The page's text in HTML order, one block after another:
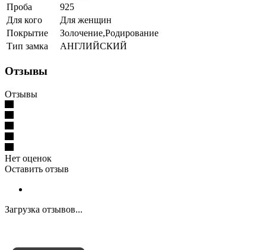
Проба
925
Для кого
Для женщин
Покрытие
Золочение,Родирование
Тип замка
АНГЛИЙСКИЙ
Отзывы
Отзывы
Нет оценок
Оставить отзыв
Загрузка отзывов...